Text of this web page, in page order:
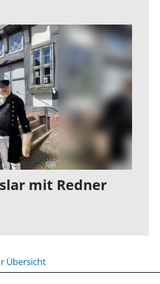
mit Redner
Übersicht